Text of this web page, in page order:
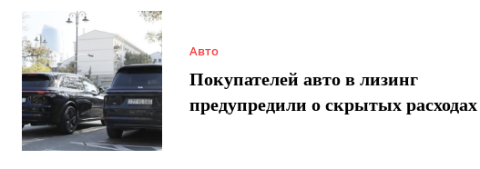
Авто
Покупателей авто в лизинг
предупредили о скрытых расходах